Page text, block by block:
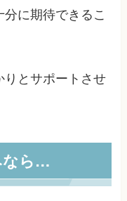
に期待できるこ
りとサポートさせ
なら…